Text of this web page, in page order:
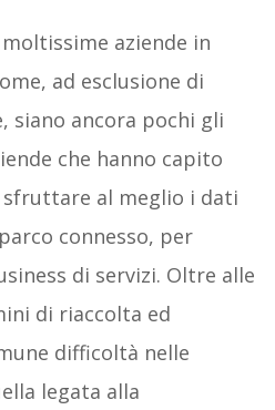
aziende in
ad esclusione di
siano ancora pochi gli
che hanno capito
al meglio i dati
connesso, per
di servizi. Oltre alle
di riaccolta ed
difficoltà nelle
legata alla